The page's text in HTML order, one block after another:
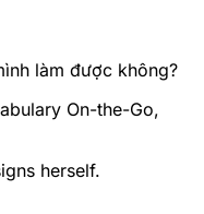
làm được không?
On-the-Go,
herself.